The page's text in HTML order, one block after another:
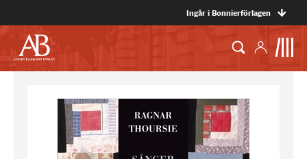
Ingår i Bonnierförlagen